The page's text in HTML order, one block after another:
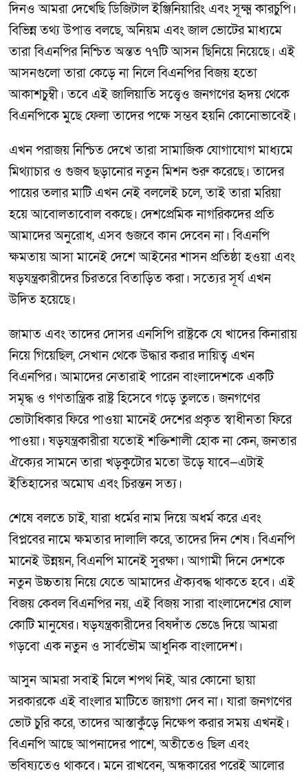
দিনও আমরা দেখেছি ডিজিটাল ইঞ্জিনিয়ারিং এবং সূক্ষ্ম কারচুপি।
বিভিন্ন তথ্য উপাত্ত বলছে, অনিয়ম এবং জাল ভোটের মাধ্যমে
তারা বিএনপির নিশ্চিত অন্তত ৭৭টি আসন ছিনিয়ে নিয়েছে। এই
আসনগুলো তারা কেড়ে না নিলে বিএনপির বিজয় হতো
আকাশচুম্বী। তবে এই জালিয়াতি সত্ত্বেও জনগণের হৃদয় থেকে
বিএনপিকে মুছে ফেলা তাদের পক্ষে সম্ভব হয়নি কোনোভাবেই।
এখন পরাজয় নিশ্চিত দেখে তারা সামাজিক যোগাযোগ মাধ্যমে
মিথ্যাচার ও গুজব ছড়ানোর নতুন মিশন শুরু করেছে। তাদের
পায়ের তলার মাটি এখন নেই বললেই চলে, তাই তারা মরিয়া
হয়ে আবোলতাবোল বকছে। দেশপ্রেমিক নাগরিকদের প্রতি
আমাদের অনুরোধ, এসব গুজবে কান দেবেন না। বিএনপি
ক্ষমতায় আসা মানেই দেশে আইনের শাসন প্রতিষ্ঠা হওয়া এবং
ষড়যন্ত্রকারীদের চিরতরে বিতাড়িত করা। সত্যের সূর্য এখন
উদিত হয়েছে।
জামাত এবং তাদের দোসর এনসিপি রাষ্ট্রকে যে খাদের কিনারায়
নিয়ে গিয়েছিল, সেখান থেকে উদ্ধার করার দায়িত্ব এখন
বিএনপির। আমাদের নেতারাই পারেন বাংলাদেশকে একটি
সমৃদ্ধ ও গণতান্ত্রিক রাষ্ট্র হিসেবে গড়ে তুলতে। জনগণের
ভোটাধিকার ফিরে পাওয়া মানেই দেশের প্রকৃত স্বাধীনতা ফিরে
পাওয়া। ষড়যন্ত্রকারীরা যতোই শক্তিশালী হোক না কেন, জনতার
ঐক্যের সামনে তারা খড়কুটোর মতো উড়ে যাবে—এটাই
ইতিহাসের অমোঘ এবং চিরন্তন সত্য।
শেষে বলতে চাই, যারা ধর্মের নাম দিয়ে অধর্ম করে এবং
বিপ্লবের নামে ক্ষমতার দালালি করে, তাদের দিন শেষ। বিএনপি
মানেই উন্নয়ন, বিএনপি মানেই সুরক্ষা। আগামী দিনে দেশকে
নতুন উচ্চতায় নিয়ে যেতে আমাদের ঐক্যবদ্ধ থাকতে হবে। এই
বিজয় কেবল বিএনপির নয়, এই বিজয় সারা বাংলাদেশের ষোল
কোটি মানুষের। ষড়যন্ত্রকারীদের বিষদাঁত ভেঙে দিয়ে আমরা
গড়বো এক নতুন ও সার্বভৌম আধুনিক বাংলাদেশ।
আসুন আমরা সবাই মিলে শপথ নিই, আর কোনো ছায়া
সরকারকে এই বাংলার মাটিতে জায়গা দেব না। যারা জনগণের
ভোট চুরি করে, তাদের আস্তাকুঁড়ে নিক্ষেপ করার সময় এখনই।
বিএনপি আছে আপনাদের পাশে, অতীতেও ছিল এবং
ভবিষ্যতেও থাকবে। মনে রাখবেন, অন্ধকারের পরেই আলোর